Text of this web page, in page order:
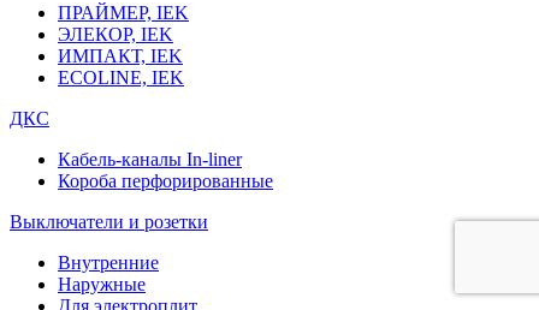
ПРАЙМЕР, IEK
ЭЛЕКОР, IEK
ИМПАКТ, IEK
ECOLINE, IEK
ДКС
Кабель-каналы In-liner
Короба перфорированные
Выключатели и розетки
Внутренние
Наружные
Для электроплит